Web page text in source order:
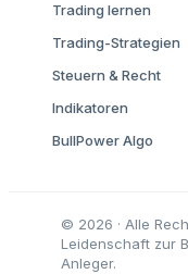
Trading lernen
Trading-Strategien
Steuern & Recht
Indikatoren
BullPower Algo
© 2026 · Alle
Leidenschaft zur
Anleger.